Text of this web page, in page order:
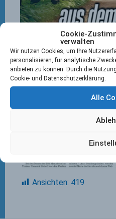
Cookie-
verwalten
Wir nutzen Cookies, um Ihre
personalisieren, für analytische
anbieten zu können. Durch die
Cookie- und Datenschutzerklärung.
Alle
Ansichten: 419